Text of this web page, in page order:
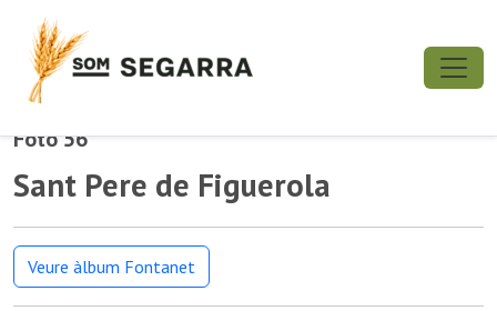
Foto 56
Sant Pere de Figuerola
Veure àlbum Fontanet